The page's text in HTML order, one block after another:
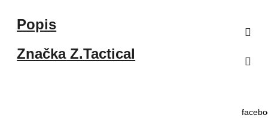
Popis
ZnačkaZ.Tactical